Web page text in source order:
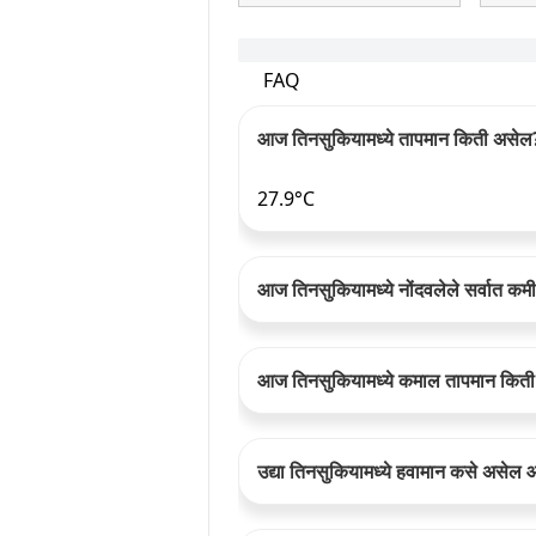
FAQ
आज तिनसुकियामध्ये तापमान किती
27.9°C
आज तिनसुकियामध्ये नोंदवलेले सर्वात
आज तिनसुकियामध्ये कमाल तापमान
उद्या तिनसुकियामध्ये हवामान कसे असेल